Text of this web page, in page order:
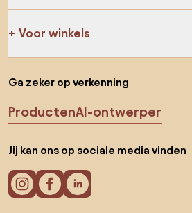
Voor winkels
Ga zeker op verkenning
ProductenAI-ontwerper
Jij kan ons op sociale media vinden